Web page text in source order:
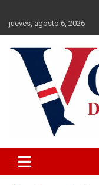
contenido
jueves, agosto 6, 2026
El